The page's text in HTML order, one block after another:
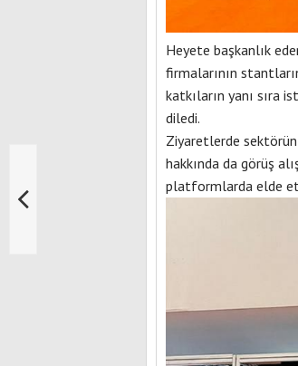
Heyete başkanlık
firmalarının
katkıların yanı sıra
diledi.
Ziyaretlerde
hakkında da görüş
platformlarda elde